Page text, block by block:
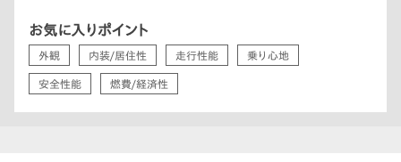
お気に入りポイント
外観 内装/居住性 走行性能 乗り心地
安全性能 燃費/経済性